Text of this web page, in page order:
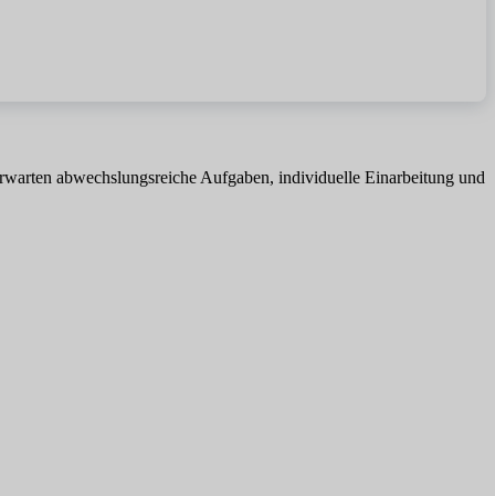
abwechslungsreiche Aufgaben, individuelle Einarbeitung und